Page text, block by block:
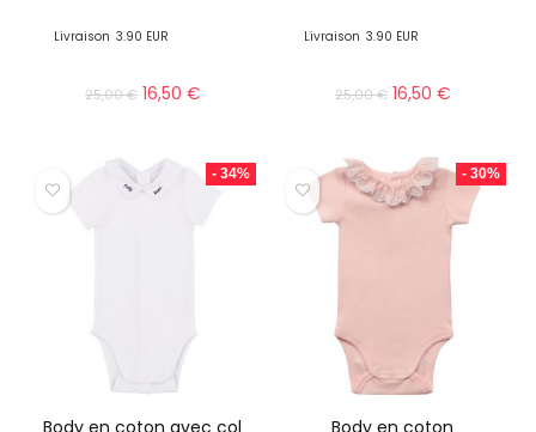
Livraison 3.90 EUR
25,00€ 16,50 €
Livraison 3.90 EUR
25,00€ 16,50 €
- 34%
Body en coton avec col
- 30%
Body en coton